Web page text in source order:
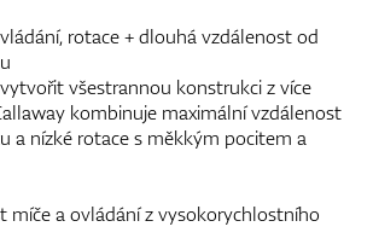
rotace + dlouhá vzdálenost od
všestrannou konstrukci z více
kombinuje maximální vzdálenost
a nízké rotace s měkkým pocitem a
míče a ovládání z vysokorychlostního